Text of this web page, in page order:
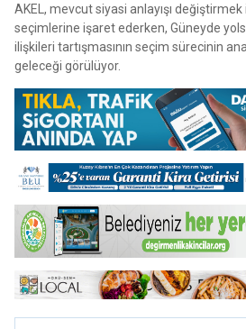
AKEL, mevcut siyasi anlayışı
seçimlerine işaret ederken, Güneyde
ilişkileri tartışmasının seçim sürecinin
geleceği görülüyor.